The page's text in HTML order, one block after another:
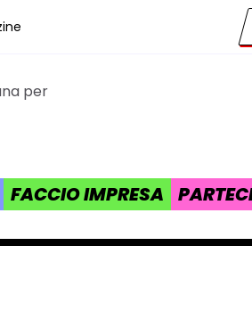
per
FACCIO IMPRESA